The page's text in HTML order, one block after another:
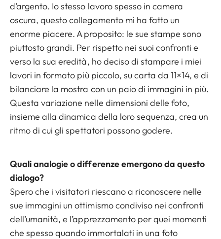
d’argento. Io stesso lavoro spesso in camera
oscura, questo collegamento mi ha fatto un
enorme piacere. A proposito: le sue stampe sono
piuttosto grandi. Per rispetto nei suoi confronti e
verso la sua eredità, ho deciso di stampare i miei
lavori in formato più piccolo, su carta da 11×14, e di
bilanciare la mostra con un paio di immagini in più.
Questa variazione nelle dimensioni delle foto,
insieme alla dinamica della loro sequenza, crea un
ritmo di cui gli spettatori possono godere.
Quali analogie o differenze emergono da questo
dialogo?
Spero che i visitatori riescano a riconoscere nelle
sue immagini un ottimismo condiviso nei confronti
dell’umanità, e l’apprezzamento per quei momenti
che spesso quando immortalati in una foto